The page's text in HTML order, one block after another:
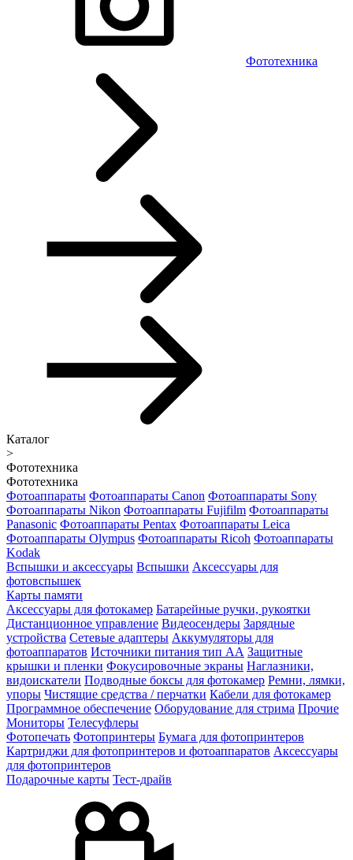
Фототехника
Каталог
>
Фототехника
Фототехника
Фотоаппараты Фотоаппараты Canon Фотоаппараты Sony
Фотоаппараты Nikon Фотоаппараты Fujifilm Фотоаппараты
Panasonic Фотоаппараты Pentax Фотоаппараты Leica
Фотоаппараты Olympus Фотоаппараты Ricoh Фотоаппараты
Kodak
Вспышки и аксессуары Вспышки Аксессуары для
фотовспышек
Карты памяти
Аксессуары для фотокамер Батарейные ручки, рукоятки
Дистанционное управление Видеосендеры Зарядные
устройства Сетевые адаптеры Аккумуляторы для
фотоаппаратов Источники питания тип АА Защитные
крышки и пленки Фокусировочные экраны Наглазники,
видоискатели Подводные боксы для фотокамер Ремни, лямки,
упоры Чистящие средства / перчатки Кабели для фотокамер
Программное обеспечение Оборудование для стрима Прочие
Мониторы Телесуфлеры
Фотопечать Фотопринтеры Бумага для фотопринтеров
Картриджи для фотопринтеров и фотоаппаратов Аксессуары
для фотопринтеров
Подарочные карты Тест-драйв